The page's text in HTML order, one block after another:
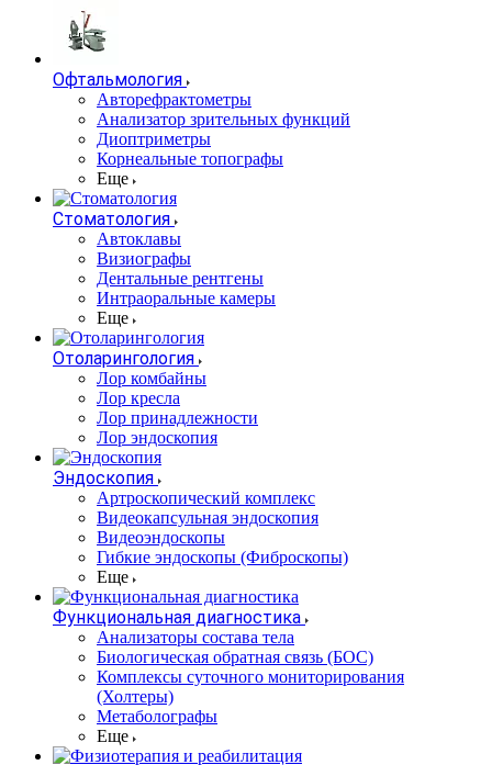
Офтальмология
Авторефрактометры
Анализатор зрительных функций
Диоптриметры
Корнеальные топографы
Еще
Стоматология
Автоклавы
Визиографы
Дентальные рентгены
Интраоральные камеры
Еще
Отоларингология
Лор комбайны
Лор кресла
Лор принадлежности
Лор эндоскопия
Эндоскопия
Артроскопический комплекс
Видеокапсульная эндоскопия
Видеоэндоскопы
Гибкие эндоскопы (Фиброcкопы)
Еще
Функциональная диагностика
Анализаторы состава тела
Биологическая обратная связь (БОС)
Комплексы суточного мониторирования
(Холтеры)
Метаболографы
Еще